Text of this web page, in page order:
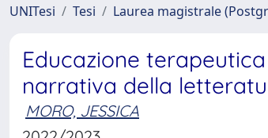
UNITesi
Tesi Laurea magistrale
Educazione
narrativa della
MORO, JESSICA